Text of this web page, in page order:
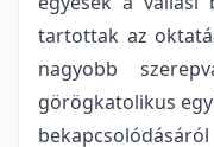
tartottak az
nagyobb
görögkatolikus